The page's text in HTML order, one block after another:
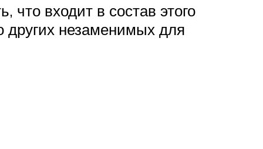
что входит в состав этого
других незаменимых для